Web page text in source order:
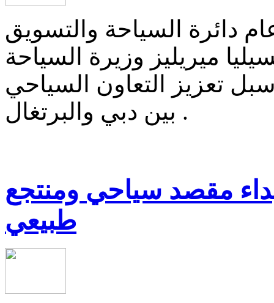
دائرة السياحة والتسويق
ميريليز وزيرة السياحة
سبل تعزيز التعاون السياحي
بين دبي والبرتغال .
مقصد سياحي ومنتجع
طبيعي